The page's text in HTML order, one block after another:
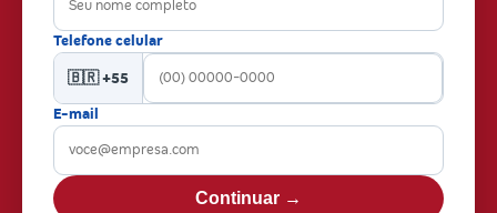
Telefone celular
🇧🇷 +55
E-mail
Continuar →